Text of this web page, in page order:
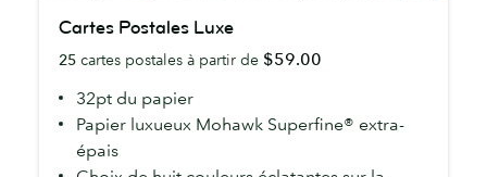
Postales
Luxe
Cartes Postales Luxe
25 cartes postales à partir de $59.00
32pt du papier
Papier luxueux Mohawk Superfine® extra-
épais